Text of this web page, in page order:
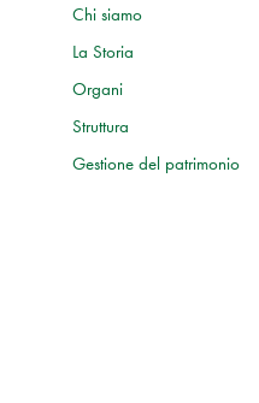
Chi siamo
La Storia
Organi
Struttura
Gestione del patrimonio